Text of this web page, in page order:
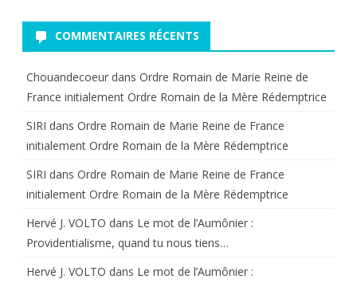
COMMENTAIRES RÉCENTS
Chouandecoeur dans Ordre Romain de Marie Reine de
France initialement Ordre Romain de la Mère Rédemptrice
SIRI dans Ordre Romain de Marie Reine de France
initialement Ordre Romain de la Mère Rédemptrice
SIRI dans Ordre Romain de Marie Reine de France
initialement Ordre Romain de la Mère Rédemptrice
Hervé J. VOLTO dans Le mot de l’Aumônier :
Providentialisme, quand tu nous tiens…
Hervé J. VOLTO dans Le mot de l’Aumônier :